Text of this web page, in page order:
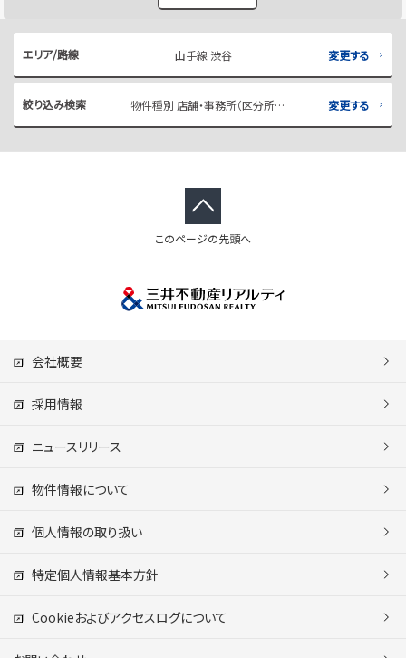
エリア/路線 山手線 渋谷 変更する
絞り込み検索 物件種別 店舗・事務所（区分所有） 変更する
このページの先頭へ
会社概要
採用情報
ニュースリリース
物件情報について
個人情報の取り扱い
特定個人情報基本方針
Cookieおよびアクセスログについて